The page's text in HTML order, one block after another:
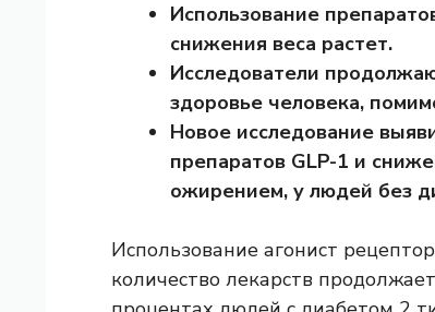
Использование
снижения веса растет.
Исследователи
здоровье человека,
Новое исследование
препаратов GLP-1 и
ожирением, у людей без
Использование агонист
количество лекарств